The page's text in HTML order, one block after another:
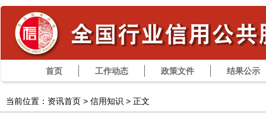
首页 工作动态 政策文件 结果公示
当前位置：资讯首页 > 信用知识 > 正文